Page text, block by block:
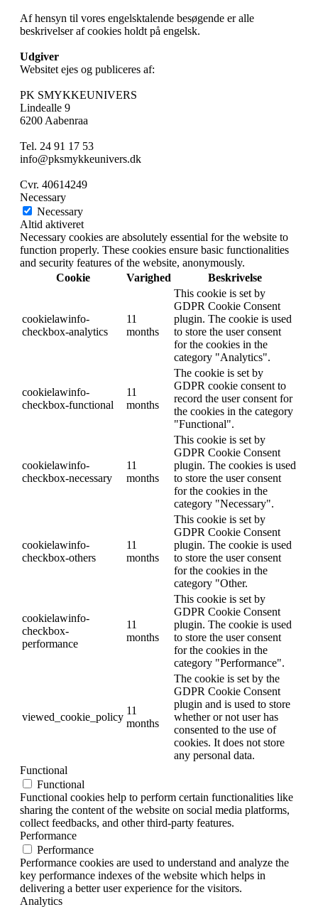
Af hensyn til vores engelsktalende besøgende er alle
beskrivelser af cookies holdt på engelsk.
Udgiver
Websitet ejes og publiceres af:
PK SMYKKEUNIVERS
Lindealle 9
6200 Aabenraa
Tel. 24 91 17 53
info@pksmykkeunivers.dk
Cvr. 40614249
Necessary
Necessary
Altid aktiveret
Necessary cookies are absolutely essential for the website to
function properly. These cookies ensure basic functionalities
and security features of the website, anonymously.
Cookie
Varighed Beskrivelse
cookielawinfo-
checkbox-analytics
11
months
This cookie is set by
GDPR Cookie Consent
plugin. The cookie is used
to store the user consent
for the cookies in the
category "Analytics".
cookielawinfo-
checkbox-functional
11
months
The cookie is set by
GDPR cookie consent to
record the user consent for
the cookies in the category
"Functional".
cookielawinfo-
checkbox-necessary
11
months
This cookie is set by
GDPR Cookie Consent
plugin. The cookies is used
to store the user consent
for the cookies in the
category "Necessary".
cookielawinfo-
checkbox-others
11
months
This cookie is set by
GDPR Cookie Consent
plugin. The cookie is used
to store the user consent
for the cookies in the
category "Other.
cookielawinfo-
checkbox-
performance
11
months
This cookie is set by
GDPR Cookie Consent
plugin. The cookie is used
to store the user consent
for the cookies in the
category "Performance".
viewed_cookie_policy
11
months
The cookie is set by the
GDPR Cookie Consent
plugin and is used to store
whether or not user has
consented to the use of
cookies. It does not store
any personal data.
Functional
Functional
Functional cookies help to perform certain functionalities like
sharing the content of the website on social media platforms,
collect feedbacks, and other third-party features.
Performance
Performance
Performance cookies are used to understand and analyze the
key performance indexes of the website which helps in
delivering a better user experience for the visitors.
Analytics